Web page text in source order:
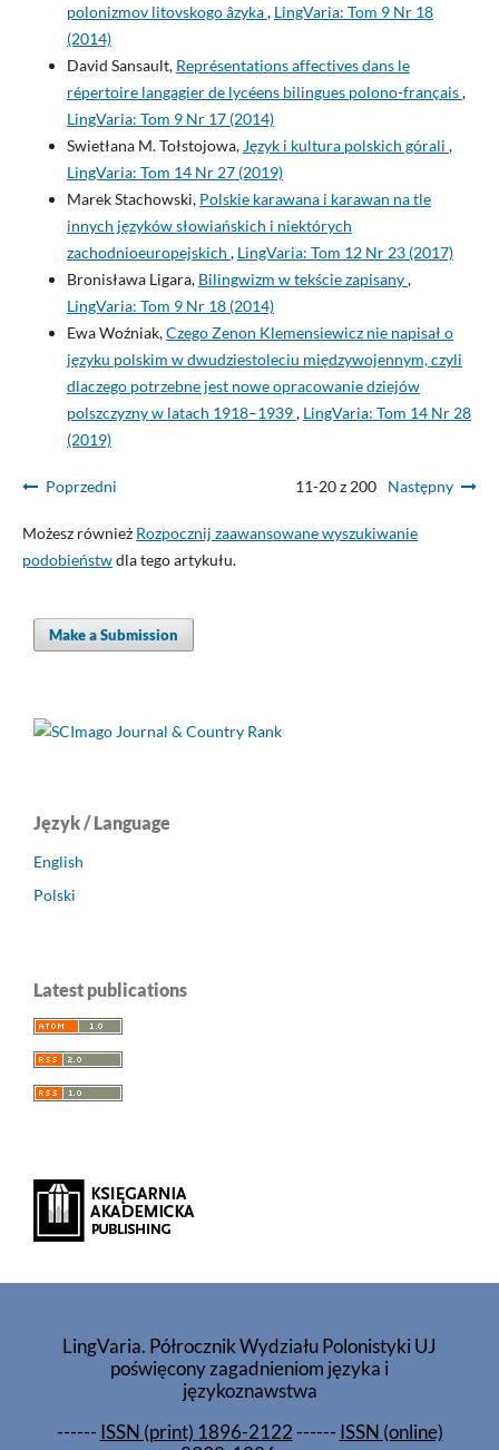
polonizmov litovskogo âzyka, LingVaria: Tom 9 Nr 18
(2014)
David Sansault, Représentations affectives dans le
répertoire langagier de lycéens bilingues polono-français,
LingVaria: Tom 9 Nr 17 (2014)
Swietłana M. Tołstojowa, Język i kultura polskich górali ,
LingVaria: Tom 14 Nr 27 (2019)
Marek Stachowski, Polskie karawana i karawan na tle
innych języków słowiańskich i niektórych
zachodnioeuropejskich , LingVaria: Tom 12 Nr 23 (2017)
Bronisława Ligara, Bilingwizm w tekście zapisany,
LingVaria: Tom 9 Nr 18 (2014)
Ewa Woźniak,Czego Zenon Klemensiewicz nie napisał o
języku polskim w dwudziestoleciu międzywojennym, czyli
dlaczego potrzebne jest nowe opracowanie dziejów
polszczyzny w latach 1918–1939, LingVaria: Tom 14 Nr 28
(2019)
Poprzedni 11-20 z 200 Następny
Możesz również Rozpocznij zaawansowane wyszukiwanie
podobieństwdla tego artykułu.
Make a Submission
Język / Language
English
Polski
Latest publications
LingVaria. Półrocznik Wydziału Polonistyki UJ
poświęcony zagadnieniom języka i
językoznawstwa
------ ISSN (print) 1896-2122------ ISSN (online)